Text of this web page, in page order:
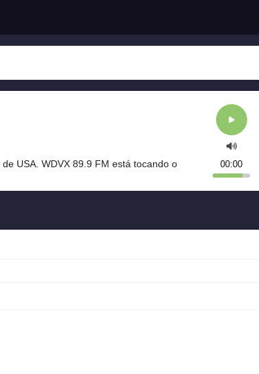
USA. WDVX 89.9 FM está tocando o
00:00